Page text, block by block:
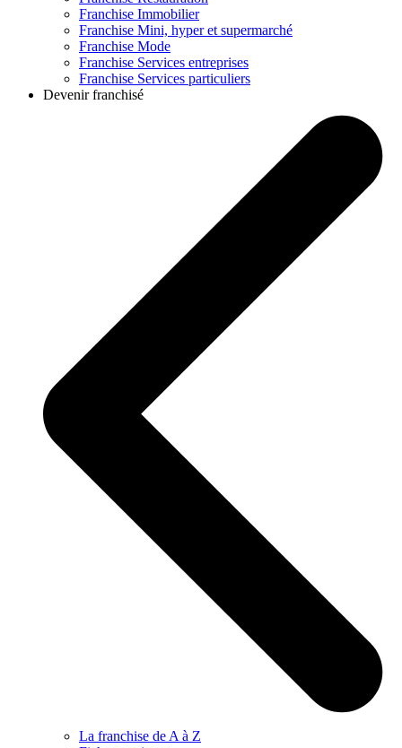
Franchise Immobilier
Franchise Mini, hyper et supermarché
Franchise Mode
Franchise Services entreprises
Franchise Services particuliers
Devenir franchisé
La franchise de A à Z